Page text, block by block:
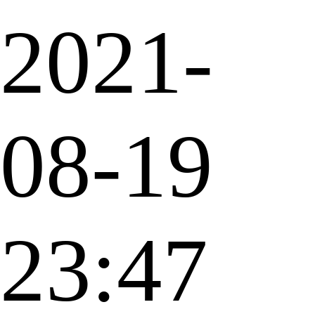
2021-
08-19
23:47